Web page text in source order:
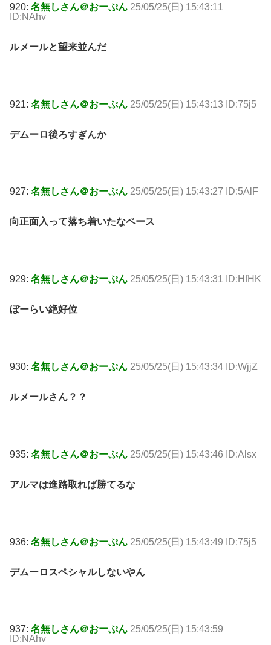
920: 名無しさん＠おーぷん 25/05/25(日) 15:43:11
ID:NAhv
ルメールと望来並んだ
921: 名無しさん＠おーぷん 25/05/25(日) 15:43:13 ID:75j5
デムーロ後ろすぎんか
927: 名無しさん＠おーぷん 25/05/25(日) 15:43:27 ID:5AlF
向正面入って落ち着いたなペース
929: 名無しさん＠おーぷん 25/05/25(日) 15:43:31 ID:HfHK
ぼーらい絶好位
930: 名無しさん＠おーぷん 25/05/25(日) 15:43:34 ID:WjjZ
ルメールさん？？
935: 名無しさん＠おーぷん 25/05/25(日) 15:43:46 ID:Alsx
アルマは進路取れば勝てるな
936: 名無しさん＠おーぷん 25/05/25(日) 15:43:49 ID:75j5
デムーロスペシャルしないやん
937: 名無しさん＠おーぷん 25/05/25(日) 15:43:59
ID:NAhv